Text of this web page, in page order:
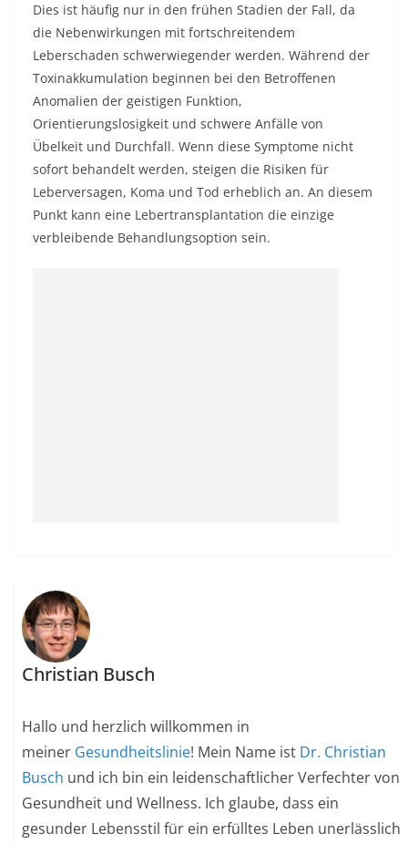
Dies ist häufig nur in den frühen Stadien der Fall, da
die Nebenwirkungen mit fortschreitendem
Leberschaden schwerwiegender werden. Während der
Toxinakkumulation beginnen bei den Betroffenen
Anomalien der geistigen Funktion,
Orientierungslosigkeit und schwere Anfälle von
Übelkeit und Durchfall. Wenn diese Symptome nicht
sofort behandelt werden, steigen die Risiken für
Leberversagen, Koma und Tod erheblich an. An diesem
Punkt kann eine Lebertransplantation die einzige
verbleibende Behandlungsoption sein.
Christian Busch
Hallo und herzlich willkommen in
meiner Gesundheitslinie! Mein Name ist Dr. Christian
Busch und ich bin ein leidenschaftlicher Verfechter von
Gesundheit und Wellness. Ich glaube, dass ein
gesunder Lebensstil für ein erfülltes Leben unerlässlich